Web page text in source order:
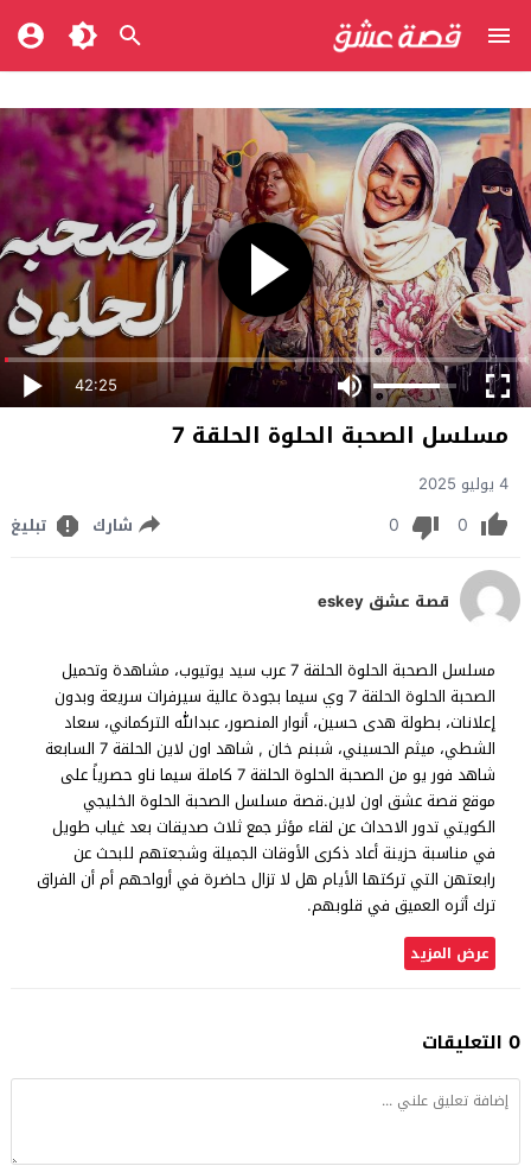
42:25
مسلسل الصحبة الحلوة الحلقة 7
4 يوليو 2025
0
0 شارك تبليغ
قصة عشق eskey
مسلسل الصحبة الحلوة الحلقة 7 عرب سيد يوتيوب، مشاهدة وتحميل
الصحبة الحلوة الحلقة 7 وي سيما بجودة عالية سيرفرات سريعة وبدون
إعلانات، بطولة هدى حسين، أنوار المنصور، عبدالله التركماني، سعاد
الشطي، ميثم الحسيني، شبنم خان , شاهد اون لاين الحلقة 7 السابعة
شاهد فور يو من الصحبة الحلوة الحلقة 7 كاملة سيما ناو حصرياً على
موقع قصة عشق اون لاين.قصة مسلسل الصحبة الحلوة الخليجي
الكويتي تدور الاحداث عن لقاء مؤثر جمع ثلاث صديقات بعد غياب طويل
في مناسبة حزينة أعاد ذكرى الأوقات الجميلة وشجعتهم للبحث عن
رابعتهن التي تركتها الأيام هل لا تزال حاضرة في أرواحهم أم أن الفراق
ترك أثره العميق في قلوبهم.
عرض المزيد
0 التعليقات